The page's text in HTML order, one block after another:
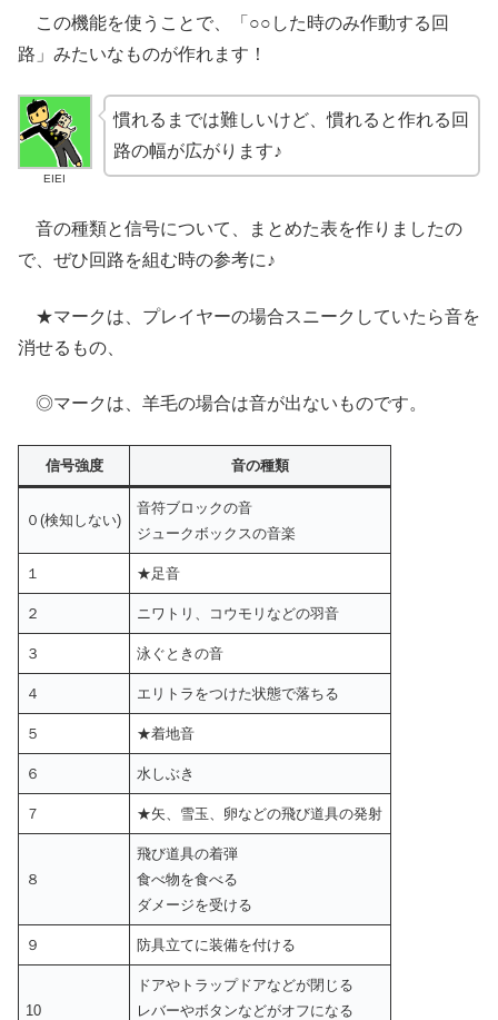
この機能を使うことで、「○○した時のみ作動する回
路」みたいなものが作れます！
EIEI
慣れるまでは難しいけど、慣れると作れる回
路の幅が広がります♪
音の種類と信号について、まとめた表を作りましたの
で、ぜひ回路を組む時の参考に♪
★マークは、プレイヤーの場合スニークしていたら音を
消せるもの、
◎マークは、羊毛の場合は音が出ないものです。
信号強度 音の種類
０(検知しない)
音符ブロックの音
ジュークボックスの音楽
１ ★足音
２ ニワトリ、コウモリなどの羽音
３ 泳ぐときの音
４ エリトラをつけた状態で落ちる
５ ★着地音
６ 水しぶき
７ ★矢、雪玉、卵などの飛び道具の発射
８
飛び道具の着弾
食べ物を食べる
ダメージを受ける
９ 防具立てに装備を付ける
10
ドアやトラップドアなどが閉じる
レバーやボタンなどがオフになる